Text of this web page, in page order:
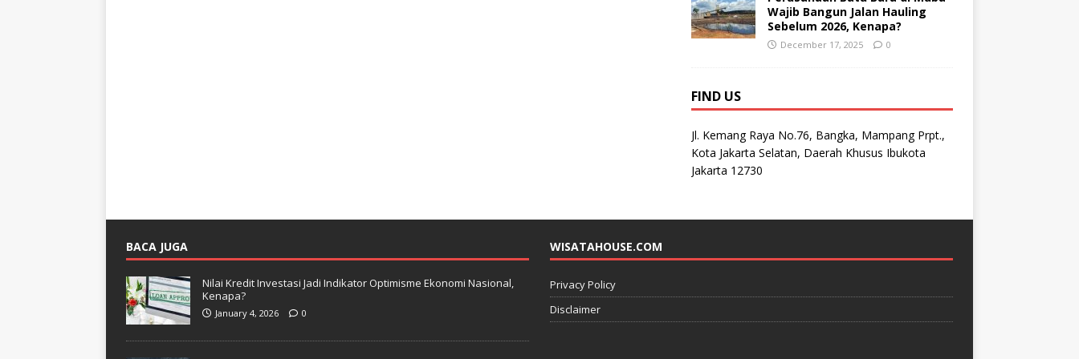
Wajib Bangun Jalan Hauling
Sebelum 2026, Kenapa?
December 17, 2025 0
FIND US
Jl. Kemang Raya No.76, Bangka, Mampang Prpt.,
Kota Jakarta Selatan, Daerah Khusus Ibukota
Jakarta 12730
BACA JUGA
Nilai Kredit Investasi Jadi Indikator Optimisme Ekonomi Nasional,
Kenapa?
January 4, 2026 0
WISATAHOUSE.COM
Privacy Policy
Disclaimer